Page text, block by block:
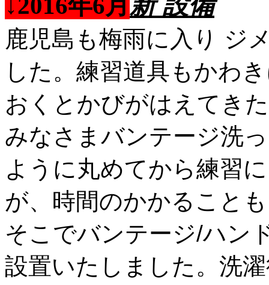
↓2016年6月
鹿児島も梅雨に入り ジ
した。練習道具もかわ
おくとかびがはえてき
みなさまバンテージ洗
ように丸めてから練習
が、時間のかかること
そこでバンテージ/ハン
設置いたしました。洗